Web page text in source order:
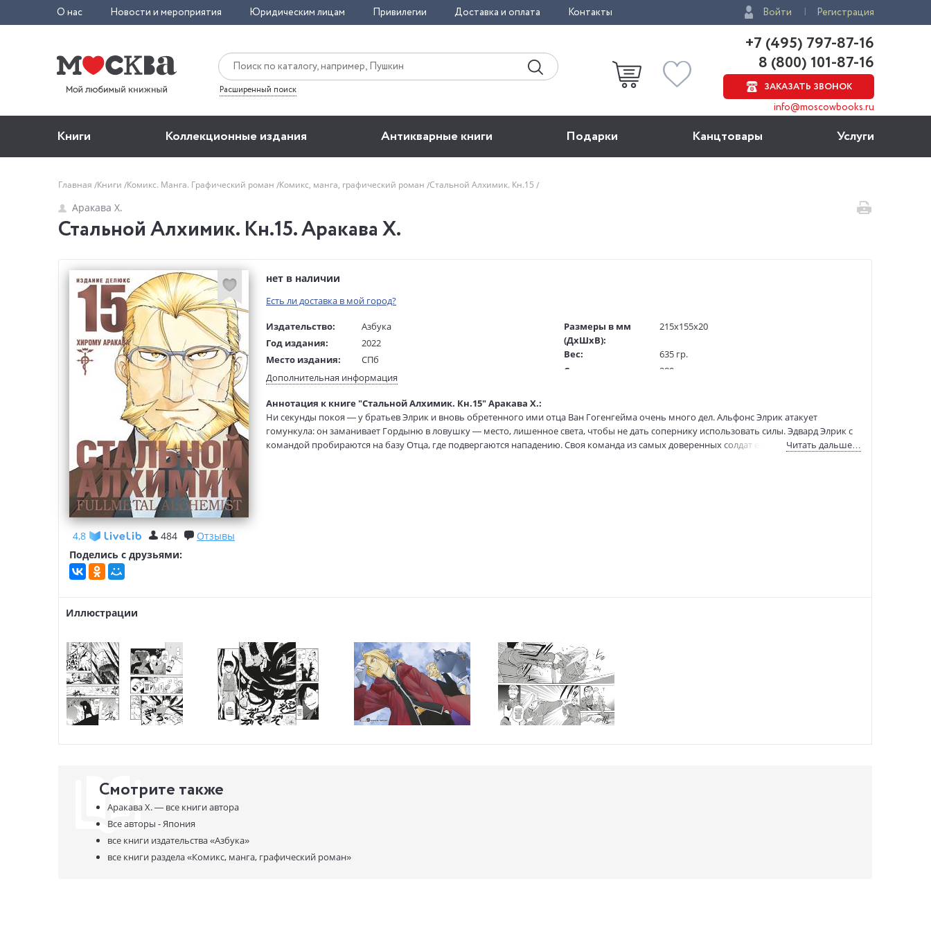
О нас Новости и мероприятия Юридическим лицам Привилегии Доставка и оплата Контакты Войти Регистрация
Расширенный поиск
+7 (495) 797-87-16
8 (800) 101-87-16
ЗАКАЗАТЬ ЗВОНОК
info@moscowbooks.ru
Книги Коллекционные издания Антикварные книги Подарки Канцтовары Услуги
Главная Книги Комикс. Манга. Графический роман Комикс, манга, графический роман Стальной Алхимик. Кн.15
Аракава Х.
Стальной Алхимик. Кн.15. Аракава Х.
4,8 484
Отзывы
Поделись с друзьями:
нет в наличии
Есть ли доставка в мой город?
Издательство:
Азбука
Год издания:
2022
Место издания:
СПб
Возраст:
16+
Язык оригинала:
японский
Перевод:
Белянина Т.
Тип обложки:
Твердый переплет + суперобложка
Размеры в мм
(ДхШхВ):
215x155x20
Вес:
635 гр.
Страниц:
280
Артикул:
9785389206175
ISBN:
9785389206175
В продаже с:
11.02.2022
Дополнительная информация
Аннотация к книге "Стальной Алхимик. Кн.15" Аракава Х.:
Ни секунды покоя — у братьев Элрик и вновь обретенного ими отца Ван Гогенгейма очень много дел. Альфонс Элрик атакует
гомункула: он заманивает Гордыню в ловушку — место, лишенное света, чтобы не дать сопернику использовать силы. Эдвард Элрик с
командой пробираются на базу Отца, где подвергаются нападению. Своя команда из самых доверенных солдат есть и у Роя Мустанга,
Читать дальше…
Иллюстрации
Смотрите также
Аракава Х. — все книги автора
Все авторы - Япония
все книги издательства«Азбука»
все книги раздела«Комикс, манга, графический роман»